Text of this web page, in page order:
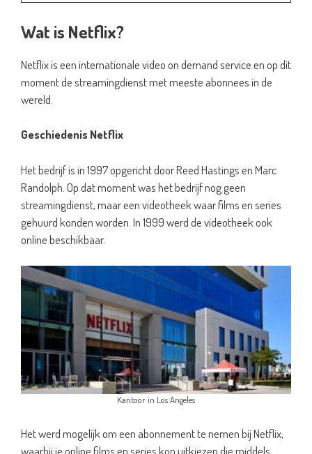
Wat is Netflix?
Netflix is een internationale video on demand service en op dit
moment de streamingdienst met meeste abonnees in de
wereld.
Geschiedenis Netflix
Het bedrijf is in 1997 opgericht door Reed Hastings en Marc
Randolph. Op dat moment was het bedrijf nog geen
streamingdienst, maar een videotheek waar films en series
gehuurd konden worden. In 1999 werd de videotheek ook
online beschikbaar.
Kantoor in Los Angeles
Het werd mogelijk om een abonnement te nemen bij Netflix,
waarbij je online films en series kon uitkiezen die middels